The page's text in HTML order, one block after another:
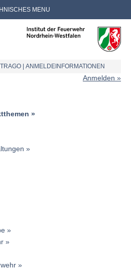
MENU
ANMELDEINFORMATIONEN
Anmelden